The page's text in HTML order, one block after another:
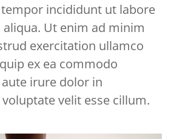
incididunt ut labore
Ut enim ad minim
exercitation ullamco
ex ea commodo
irure dolor in
velit esse cillum.